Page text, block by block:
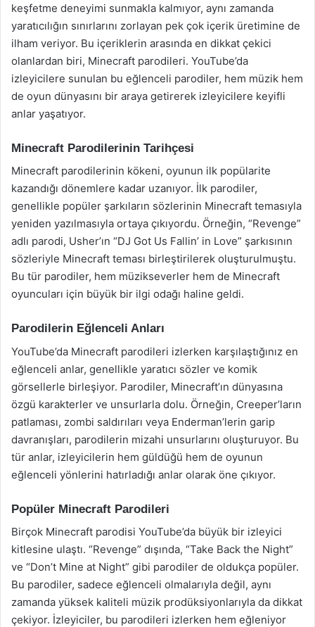
keşfetme deneyimi sunmakla kalmıyor, aynı zamanda
yaratıcılığın sınırlarını zorlayan pek çok içerik üretimine de
ilham veriyor. Bu içeriklerin arasında en dikkat çekici
olanlardan biri, Minecraft parodileri. YouTube’da
izleyicilere sunulan bu eğlenceli parodiler, hem müzik hem
de oyun dünyasını bir araya getirerek izleyicilere keyifli
anlar yaşatıyor.
Minecraft Parodilerinin Tarihçesi
Minecraft parodilerinin kökeni, oyunun ilk popülarite
kazandığı dönemlere kadar uzanıyor. İlk parodiler,
genellikle popüler şarkıların sözlerinin Minecraft temasıyla
yeniden yazılmasıyla ortaya çıkıyordu. Örneğin, “Revenge”
adlı parodi, Usher’ın “DJ Got Us Fallin’ in Love” şarkısının
sözleriyle Minecraft teması birleştirilerek oluşturulmuştu.
Bu tür parodiler, hem müzikseverler hem de Minecraft
oyuncuları için büyük bir ilgi odağı haline geldi.
Parodilerin Eğlenceli Anları
YouTube’da Minecraft parodileri izlerken karşılaştığınız en
eğlenceli anlar, genellikle yaratıcı sözler ve komik
görsellerle birleşiyor. Parodiler, Minecraft’ın dünyasına
özgü karakterler ve unsurlarla dolu. Örneğin, Creeper’ların
patlaması, zombi saldırıları veya Enderman’lerin garip
davranışları, parodilerin mizahi unsurlarını oluşturuyor. Bu
tür anlar, izleyicilerin hem güldüğü hem de oyunun
eğlenceli yönlerini hatırladığı anlar olarak öne çıkıyor.
Popüler Minecraft Parodileri
Birçok Minecraft parodisi YouTube’da büyük bir izleyici
kitlesine ulaştı. “Revenge” dışında, “Take Back the Night”
ve “Don’t Mine at Night” gibi parodiler de oldukça popüler.
Bu parodiler, sadece eğlenceli olmalarıyla değil, aynı
zamanda yüksek kaliteli müzik prodüksiyonlarıyla da dikkat
çekiyor. İzleyiciler, bu parodileri izlerken hem eğleniyor